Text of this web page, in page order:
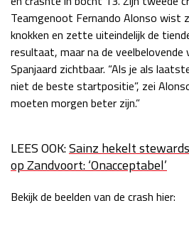
GP QATAR 2026
Kwalificatie
Race
Teamgenoot Fernando Alonso wist
knokken en zette uiteindelijk de
resultaat, maar na de veelbelovende
Spanjaard zichtbaar. “Als je als
niet de beste startpositie”, zei
moeten morgen beter zijn.”
LEES OOK:Sainz hekelt
op Zandvoort: ‘Onacceptabel’
Bekijk de beelden van de crash hier: